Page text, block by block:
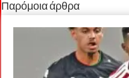
Παρόμοια άρθρα